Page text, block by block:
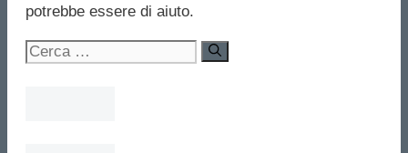
potrebbe essere di aiuto.
Ricerca